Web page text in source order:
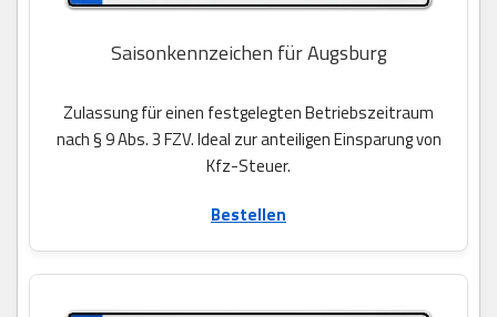
Saisonkennzeichen für Augsburg
Zulassung für einen festgelegten Betriebszeitraum
nach § 9 Abs. 3 FZV. Ideal zur anteiligen Einsparung von
Kfz-Steuer.
Bestellen